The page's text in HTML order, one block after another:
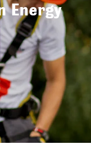
Energy